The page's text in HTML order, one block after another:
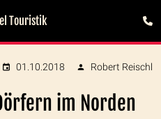
Touristik
01.10.2018 Robert Reischl
im Norden